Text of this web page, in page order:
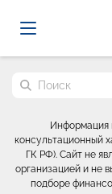
Поиск по
Информация
консультационный
ГК РФ). Сайт не
организацией и не
подборе